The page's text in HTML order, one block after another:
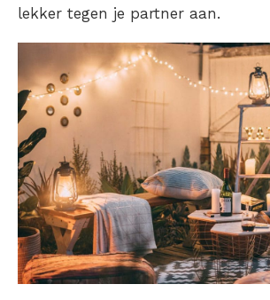
lekker tegen je partner aan.